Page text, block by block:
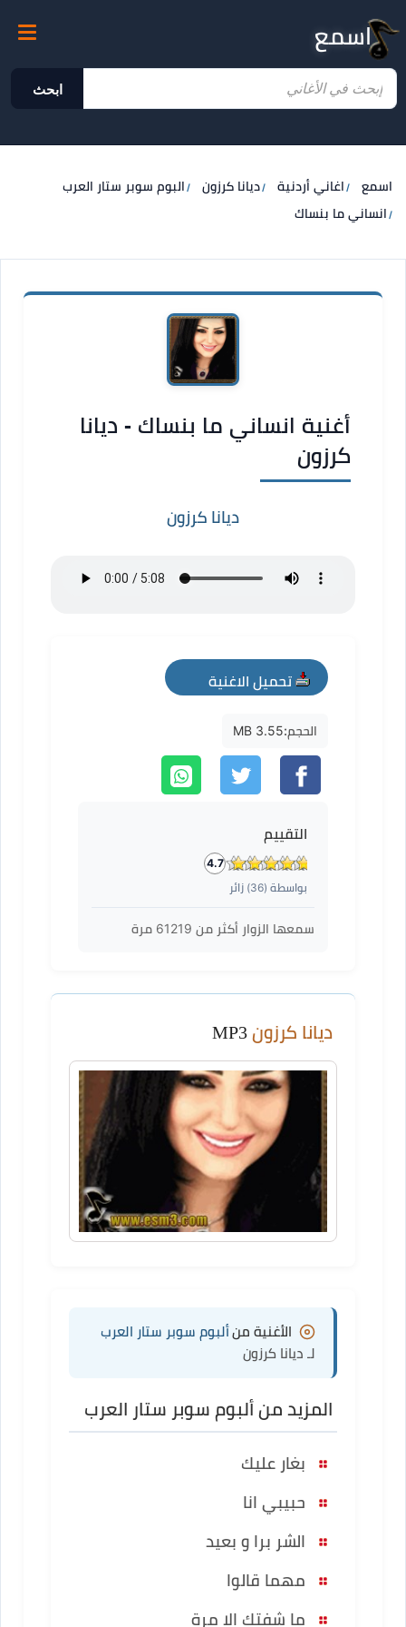
اسمع
ابحث
اسمع اغاني أردنية ديانا كرزون
البوم سوبر ستار العرب
انساني ما بنساك
أغنية انساني ما بنساك - ديانا
كرزون
ديانا كرزون
تحميل الاغنية
mp3
الحجم:3.55 MB
التقييم
4.7
بواسطة (36) زائر
سمعها الزوار أكثر من 61219 مرة
ديانا كرزون
الأغنية منألبوم سوبر ستار العرب
لـ ديانا كرزون
المزيد من ألبوم سوبر ستار العرب
بغار عليك
حبيبي انا
الشر برا و بعيد
مهما قالوا
ما شفتك الا مرة